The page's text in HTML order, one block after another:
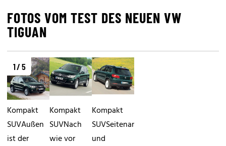
FOTOS VOM TEST DES NEUEN VW
TIGUAN
1 / 5
Kompakt
SUVAußen
ist der
Kompakt
SUVNach
wie vor
Kompakt
SUVSeitenansicht
und